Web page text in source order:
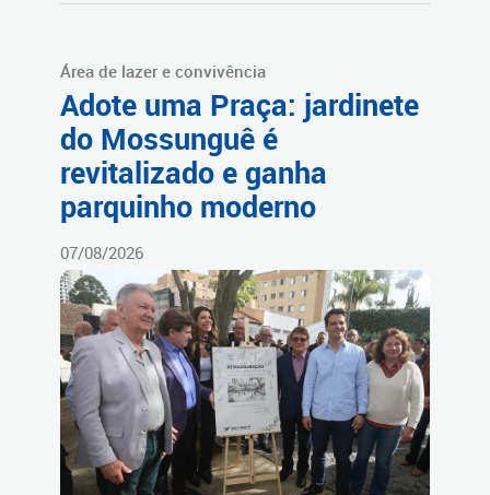
Área de lazer e convivência
Adote uma Praça: jardinete
do Mossunguê é
revitalizado e ganha
parquinho moderno
07/08/2026